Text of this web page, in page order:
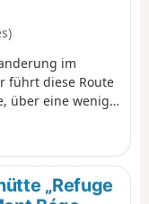
im
führt diese Route
über eine wenig
Aufstieg
Tal
m) am Fuße
m), dann langer
„Refuge